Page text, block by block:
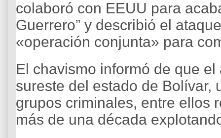
colaboró con EEUU para
Guerrero” y describió el
«operación conjunta» para
El chavismo informó de que
sureste del estado de Bolívar,
grupos criminales, entre ellos
más de una década